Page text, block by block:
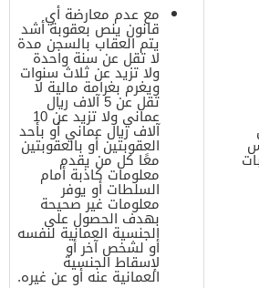
مع عدم معارضة أي
قانون ينص بعقوبة أشد
يتم العقاب بالسجن مدة
لا تقل عن سنة واحدة
ولا تزيد عن ثلاث سنوات
ويغرم بغرامة مالية لا
تقل عن 5 آلاف ريال
عماني ولا تزيد عن 10
آلاف ريال عماني أو بأحد
العقوبتين أو بالعقوبتين
معًا كل من يقدم
معلومات كاذبة أمام
السلطات أو يوفر
معلومات غير صحيحة
بهدف الحصول على
الجنسية العمانية لنفسه
أو لشخص آخر أو
لإسقاط الجنسية
العمانية عنه أو عن غيره.